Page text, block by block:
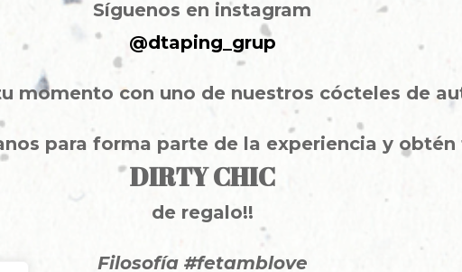
Síguenos en instagram
@dtaping_grup
momento con uno de nuestros cócteles de
para forma parte de la experiencia y obtén
DIRTY CHIC
de regalo!!
Filosofía #fetamblove